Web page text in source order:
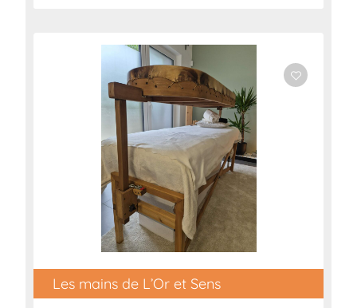
Les mains de L’Or et Sens